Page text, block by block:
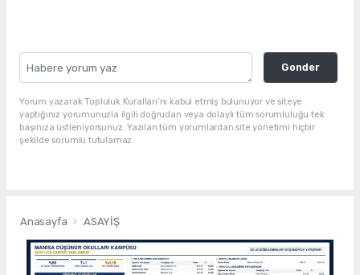
Gonder
Yorum yazarak Topluluk Kuralları’nı kabul etmiş bulunuyor ve siteye
yaptığınız yorumunuzla ilgili doğrudan veya dolaylı tüm sorumluluğu tek
başınıza üstleniyorsunuz. Yazılan tüm yorumlardan site yönetimi hiçbir
şekilde sorumlu tutulamaz.
Anasayfa ASAYİŞ